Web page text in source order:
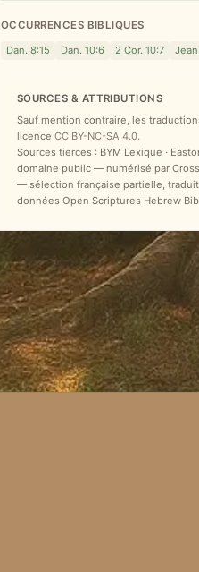
OCCURRENCES BIBLIQUES
Dan. 8:15
Dan. 10:6 2 Cor. 10:7
SOURCES & ATTRIBUTIONS
Sauf mention contraire, les
licence CC BY-NC-SA 4.0.
Sources tierces : BYM Lexique ·
domaine public — numérisé par
— sélection française partielle,
données Open Scriptures Hebrew